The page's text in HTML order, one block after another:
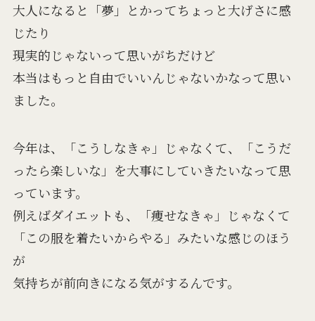
大人になると「夢」とかってちょっと大げさに感
じたり
現実的じゃないって思いがちだけど
本当はもっと自由でいいんじゃないかなって思い
ました。
今年は、「こうしなきゃ」じゃなくて、「こうだ
ったら楽しいな」を大事にしていきたいなって思
っています。
例えばダイエットも、「痩せなきゃ」じゃなくて
「この服を着たいからやる」みたいな感じのほう
が
気持ちが前向きになる気がするんです。